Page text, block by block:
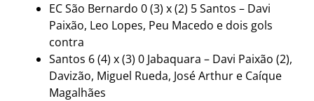
EC São Bernardo 0 (3) x (2) 5 Santos – Davi
Paixão, Leo Lopes, Peu Macedo e dois gols
contra
Santos 6 (4) x (3) 0 Jabaquara – Davi Paixão (2),
Davizão, Miguel Rueda, José Arthur e Caíque
Magalhães